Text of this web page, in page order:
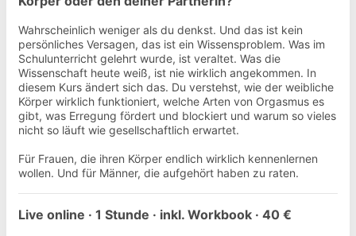
Wahrscheinlich weniger als du denkst. Und das ist kein
persönliches Versagen, das ist ein Wissensproblem. Was im
Schulunterricht gelehrt wurde, ist veraltet. Was die
Wissenschaft heute weiß, ist nie wirklich angekommen. In
diesem Kurs ändert sich das. Du verstehst, wie der weibliche
Körper wirklich funktioniert, welche Arten von Orgasmus es
gibt, was Erregung fördert und blockiert und warum so vieles
nicht so läuft wie gesellschaftlich erwartet.
Für Frauen, die ihren Körper endlich wirklich kennenlernen
wollen. Und für Männer, die aufgehört haben zu raten.
Live online · 1 Stunde · inkl. Workbook · 40 €